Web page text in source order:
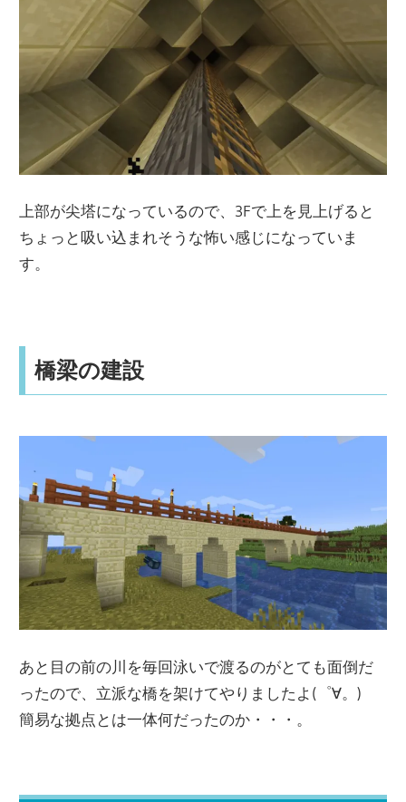
上部が尖塔になっているので、3Fで上を見上げると
ちょっと吸い込まれそうな怖い感じになっていま
す。
橋梁の建設
あと目の前の川を毎回泳いで渡るのがとても面倒だ
ったので、立派な橋を架けてやりましたよ(゜∀。)
簡易な拠点とは一体何だったのか・・・。